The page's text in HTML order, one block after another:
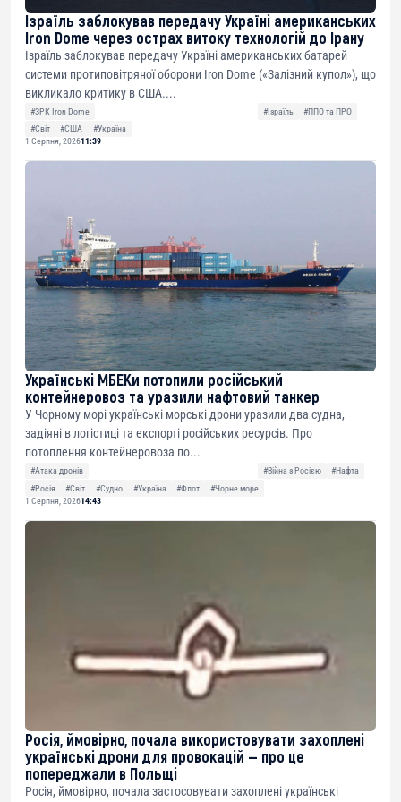
Ізраїль заблокував передачу Україні американських
Iron Dome через острах витоку технологій до Ірану
Ізраїль заблокував передачу Україні американських батарей
системи протиповітряної оборони Iron Dome («Залізний купол»), що
викликало критику в США....
#ЗРК Iron Dome #Ізраїль
#ППО та ПРО
#Світ
#США
#Україна
1 Серпня, 202611:39
Українські МБЕКи потопили російський
контейнеровоз та уразили нафтовий танкер
У Чорному морі українські морські дрони уразили два судна,
задіяні в логістиці та експорті російських ресурсів. Про
потоплення контейнеровоза по...
#Атака дронів #Війна з Росією
#Нафта
#Росія
#Світ #Судно #Україна #Флот
#Чорне море
1 Серпня, 202614:43
Росія, ймовірно, почала використовувати захоплені
українські дрони для провокацій — про це
попереджали в Польщі
Росія, ймовірно, почала застосовувати захоплені українські